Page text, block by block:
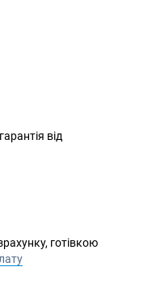
від
готівкою